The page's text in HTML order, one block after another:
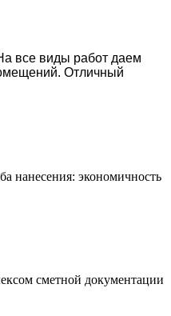
все виды работ даем
Отличный
нанесения: экономичность
сметной документации